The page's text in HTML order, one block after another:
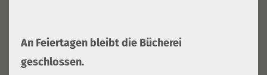
An Feiertagen bleibt die Bücherei
geschlossen.